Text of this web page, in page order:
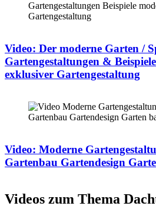
Video: Der moderne Garten /
Gartengestaltungen &
exklusiver Gartengestaltung
Video: Moderne
Gartenbau Gartendesign
Videos zum Thema